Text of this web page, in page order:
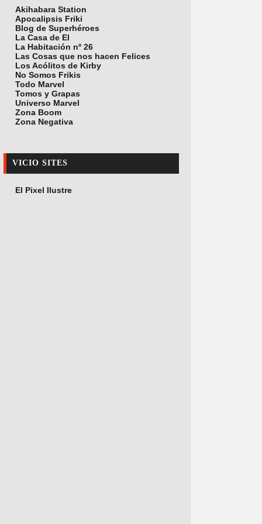
Akihabara Station
Apocalipsis Friki
Blog de Superhéroes
La Casa de El
La Habitación nº 26
Las Cosas que nos hacen Felices
Los Acólitos de Kirby
No Somos Frikis
Todo Marvel
Tomos y Grapas
Universo Marvel
Zona Boom
Zona Negativa
VICIO SITES
El Pixel Ilustre